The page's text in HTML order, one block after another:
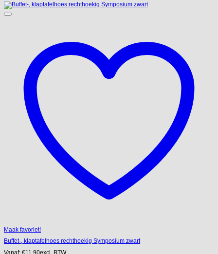
Maak favoriet!
Buffet-, klaptafelhoes rechthoekig Symposium zwart
Vanaf: €11.90excl. BTW